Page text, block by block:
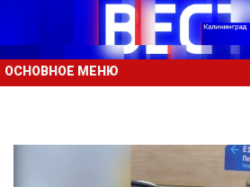
ОСНОВНОЕ МЕНЮ